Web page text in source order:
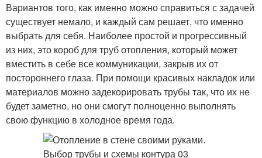
Вариантов того, как именно можно справиться с задачей
существует немало, и каждый сам решает, что именно
выбрать для себя. Наиболее простой и прогрессивный
из них, это короб для труб отопления, который может
вместить в себе все коммуникации, закрыв их от
постороннего глаза. При помощи красивых накладок или
материалов можно задекорировать трубы так, что их не
будет заметно, но они смогут полноценно выполнять
свою функцию в холодное время года.